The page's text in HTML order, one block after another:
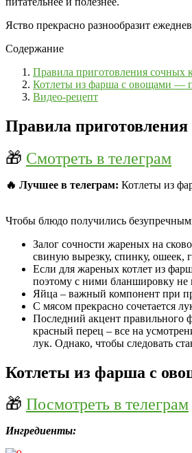
Яство прекрасно разнообразит
Содержание
Правила приготовления сочных
Котлеты из фарша с овощами —
Видео-рецепт
Правила
🎁 Смотреть в телеграм
🔥 Лучшее в телеграм: Котлеты из
Чтобы блюдо получились
Залог сочности жареных на
свиную вырезку, спинку, ошеек,
Если для жареных котлет из
поэтому с ними бланшировку не
Яйца – важный компонент при
С мясом прекрасно сочетается
Последний акцент правильного
красный перец – все на
лук. Однако, чтобы следовать
Котлеты из фарша с
🎁 Посмотреть в телеграм
Ингредиенты: